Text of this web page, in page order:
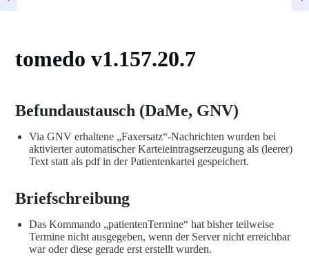
tomedo v1.157.20.7
Befundaustausch (DaMe, GNV)
Via GNV erhaltene „Faxersatz“-Nachrichten wurden bei
aktivierter automatischer Karteieintragserzeugung als (leerer)
Text statt als pdf in der Patientenkartei gespeichert.
Briefschreibung
Das Kommando „patientenTermine“ hat bisher teilweise
Termine nicht ausgegeben, wenn der Server nicht erreichbar
war oder diese gerade erst erstellt wurden.